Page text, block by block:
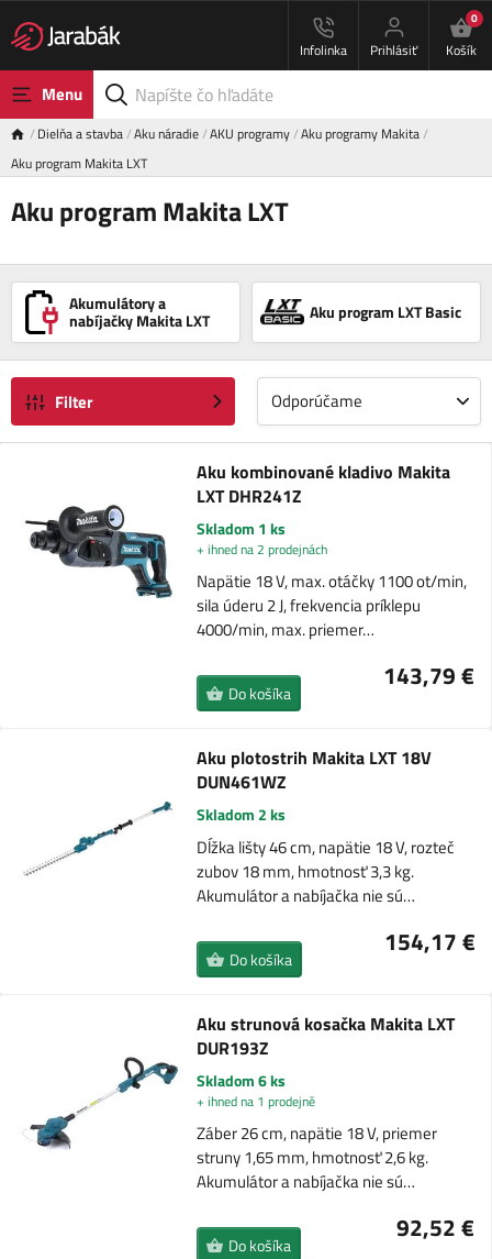
Infolinka Prihlásiť
0
Košík
Menu
Dielňa a stavba Aku náradie AKU programy Aku programy Makita
Aku program Makita LXT
Aku program Makita LXT
Akumulátory a
nabíjačky Makita LXT Aku program LXT Basic
Filter Odporúčame
Aku kombinované kladivo Makita
LXT DHR241Z
Skladom 1 ks
+ ihned na 2 prodejnách
Napätie 18 V, max. otáčky 1100 ot/min,
sila úderu 2 J, frekvencia príklepu
4000/min, max. priemer…
143,79 €
Do košíka
Aku plotostrih Makita LXT 18V
DUN461WZ
Skladom 2 ks
Dĺžka lišty 46 cm, napätie 18 V, rozteč
zubov 18 mm, hmotnosť 3,3 kg.
Akumulátor a nabíjačka nie sú…
154,17 €
Do košíka
Aku strunová kosačka Makita LXT
DUR193Z
Skladom 6 ks
+ ihned na 1 prodejně
Záber 26 cm, napätie 18 V, priemer
struny 1,65 mm, hmotnosť 2,6 kg.
Akumulátor a nabíjačka nie sú…
92,52 €
Do košíka